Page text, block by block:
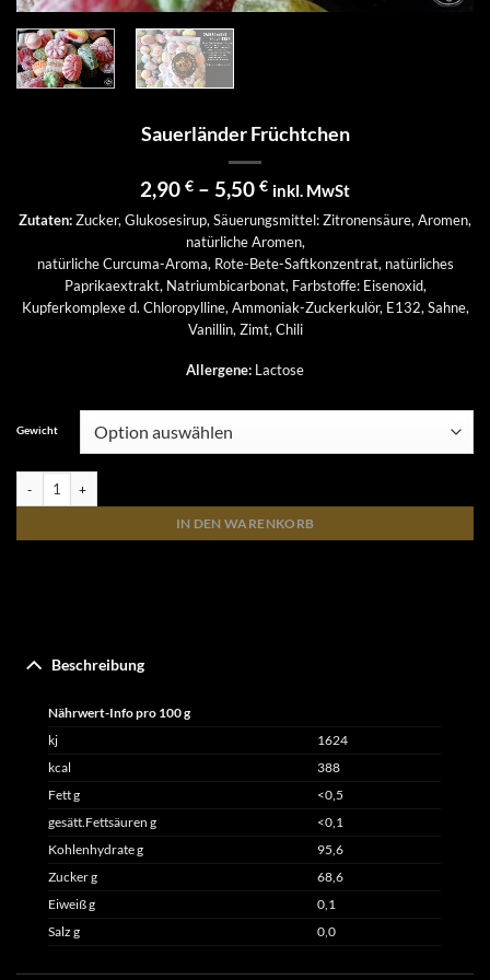
Sauerländer Früchtchen
2,90 € – 5,50 €Preisspanne:
2,90 €
bis
5,50 €
inkl. MwSt
Zutaten:Zucker, Glukosesirup, Säuerungsmittel: Zitronensäure, Aromen,
natürliche Aromen,
natürliche Curcuma-Aroma, Rote-Bete-Saftkonzentrat, natürliches
Paprikaextrakt, Natriumbicarbonat, Farbstoffe: Eisenoxid,
Kupferkomplexe d. Chloropylline, Ammoniak-Zuckerkulör, E132, Sahne,
Vanillin, Zimt, Chili
Allergene: Lactose
Gewicht
IN DEN WARENKORB
Beschreibung
Nährwert-Info pro 100 g
kj
1624
kcal
388
Fett g
<0,5
gesätt.Fettsäuren g
<0,1
Kohlenhydrate g
95,6
Zucker g
68,6
Eiweiß g
0,1
Salz g
0,0